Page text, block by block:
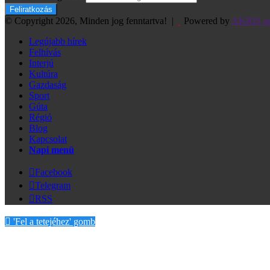
© Copyright 2026, Minden jog fenntartva! | Powered by AKRIS
Legújabb hírek
Felhívás
Interjú
Kultúra
Gazdaság
Sport
Gúta
Régió
Blog
Kapcsolat
Napi menü
Facebook
Telegram
RSS
'Fel a tetejéhez' gomb